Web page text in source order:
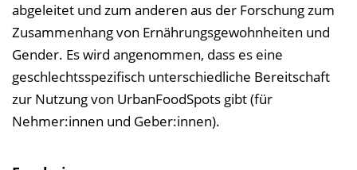
abgeleitet und zum anderen aus der Forschung zum
Zusammenhang von Ernährungsgewohnheiten und
Gender. Es wird angenommen, dass es eine
geschlechtsspezifisch unterschiedliche Bereitschaft
zur Nutzung von UrbanFoodSpots gibt (für
Nehmer:innen und Geber:innen).